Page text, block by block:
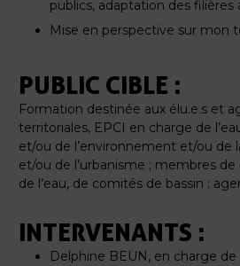
publics, adaptation des filières
Mise en perspective sur mon
PUBLIC CIBLE :
Formation destinée aux élu.e.s et
territoriales, EPCI en charge de
et/ou de l’environnement et/ou de
et/ou de l’urbanisme ; membres
de l’eau, de comités de bassin ;
INTERVENANTS :
Delphine BEUN, en charge de